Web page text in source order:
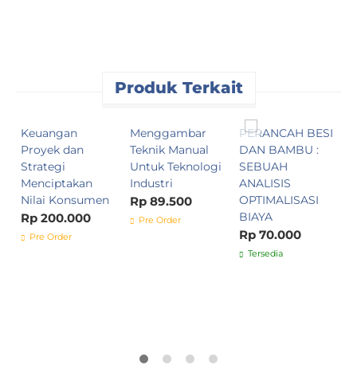
Produk Terkait
Keuangan
Proyek dan
Strategi
Menciptakan
Nilai Konsumen
Rp 200.000
Pre Order
Menggambar
Teknik Manual
Untuk Teknologi
Industri
Rp 89.500
Pre Order
PERANCAH BESI
DAN BAMBU :
SEBUAH
ANALISIS
OPTIMALISASI
BIAYA
Rp 70.000
Tersedia